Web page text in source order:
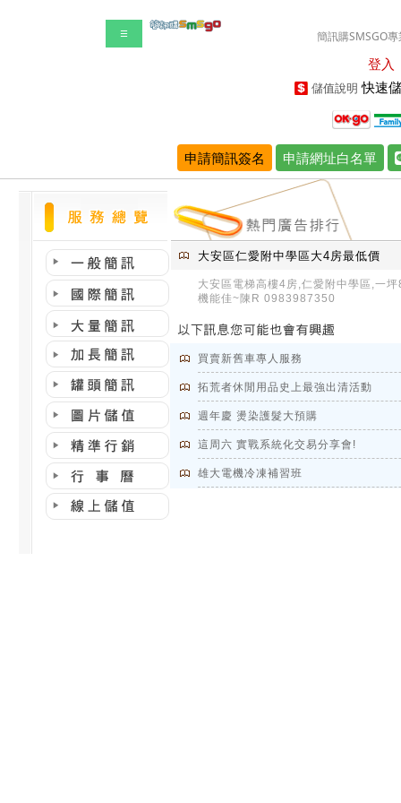
☰ 簡訊購SMSGO
登入
儲值說明 快速
申請簡訊簽名 申請網址白名單
大安區仁愛附中學區大4房最低價
大安區電梯高樓4房,仁愛附中學區,一
機能佳~陳R 0983987350
買賣新舊車專人服務
拓荒者休閒用品史上最強出清活動
週年慶 燙染護髮大預購
這周六 實戰系統化交易分享會!
雄大電機冷凍補習班